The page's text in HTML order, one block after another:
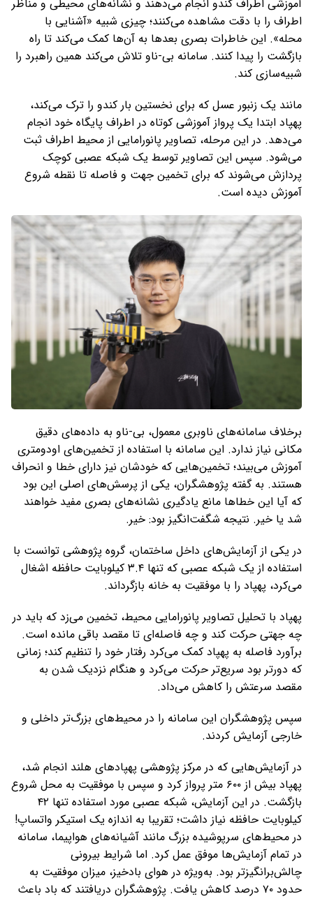
آموزشی اطراف کندو انجام می‌دهند و نشانه‌های محیطی و مناظر
اطراف را با دقت مشاهده می‌کنند؛ چیزی شبیه «آشنایی با
محله». این خاطرات بصری بعدها به آن‌ها کمک می‌کند تا راه
بازگشت را پیدا کنند. سامانه بی‌-ناو تلاش می‌کند همین راهبرد را
شبیه‌سازی کند.
مانند یک زنبور عسل که برای نخستین بار کندو را ترک می‌کند،
پهپاد ابتدا یک پرواز آموزشی کوتاه در اطراف پایگاه خود انجام
می‌دهد. در این مرحله، تصاویر پانورامایی از محیط اطراف ثبت
می‌شود. سپس این تصاویر توسط یک شبکه عصبی کوچک
پردازش می‌شوند که برای تخمین جهت و فاصله تا نقطه شروع
آموزش دیده است.
برخلاف سامانه‌های ناوبری معمول، بی-‌ناو به داده‌های دقیق
مکانی نیاز ندارد. این سامانه با استفاده از تخمین‌های اودومتری
آموزش می‌بیند؛ تخمین‌هایی که خودشان نیز دارای خطا و انحراف
هستند. به گفته پژوهشگران، یکی از پرسش‌های اصلی این بود
که آیا این خطاها مانع یادگیری نشانه‌های بصری مفید خواهند
شد یا خیر. نتیجه شگفت‌انگیز بود: خیر.
در یکی از آزمایش‌های داخل ساختمان، گروه پژوهشی توانست با
استفاده از یک شبکه عصبی که تنها ۳.۴ کیلوبایت حافظه اشغال
می‌کرد، پهپاد را با موفقیت به خانه بازگرداند.
پهپاد با تحلیل تصاویر پانورامایی محیط، تخمین می‌زد که باید در
چه جهتی حرکت کند و چه فاصله‌ای تا مقصد باقی مانده است.
برآورد فاصله به پهپاد کمک می‌کرد رفتار خود را تنظیم کند؛ زمانی
که دورتر بود سریع‌تر حرکت می‌کرد و هنگام نزدیک شدن به
مقصد سرعتش را کاهش می‌داد.
سپس پژوهشگران این سامانه را در محیط‌های بزرگ‌تر داخلی و
خارجی آزمایش کردند.
در آزمایش‌هایی که در مرکز پژوهشی پهپادهای هلند انجام شد،
پهپاد بیش از ۶۰۰ متر پرواز کرد و سپس با موفقیت به محل شروع
بازگشت. در این آزمایش، شبکه عصبی مورد استفاده تنها ۴۲
کیلوبایت حافظه نیاز داشت؛ تقریبا به اندازه یک استیکر واتساپ!
در محیط‌های سرپوشیده بزرگ مانند آشیانه‌های هواپیما، سامانه
در تمام آزمایش‌ها موفق عمل کرد. اما شرایط بیرونی
چالش‌برانگیزتر بود. به‌ویژه در هوای بادخیز، میزان موفقیت به
حدود ۷۰ درصد کاهش یافت. پژوهشگران دریافتند که باد باعث